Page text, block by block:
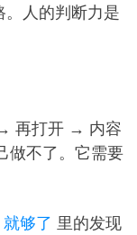
人的判断力是
再打开 → 内容
做不了。它需要
够了 里的发现